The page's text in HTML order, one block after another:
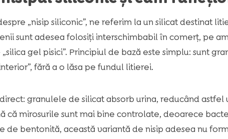
„nisip siliconic”, ne referim la un silicat destinat
sunt adesea folosiți interschimbabil în comerț, pe
gel pisici”. Principiul de bază este simplu: sunt
fără a o lăsa pe fundul litierei.
granulele de silicat absorb urina, reducând
că mirosurile sunt mai bine controlate, deoarece
de bentonită, această variantă de nisip adesea nu